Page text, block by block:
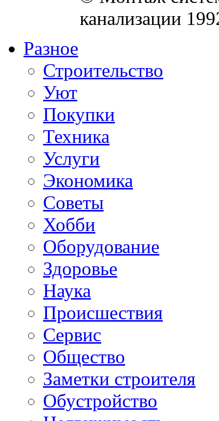
канализации
Разное
Строительство
Уют
Покупки
Техника
Услуги
Экономика
Советы
Хобби
Oборудование
Здоровье
Наука
Происшествия
Сервис
Общество
Заметки строителя
Обустройство